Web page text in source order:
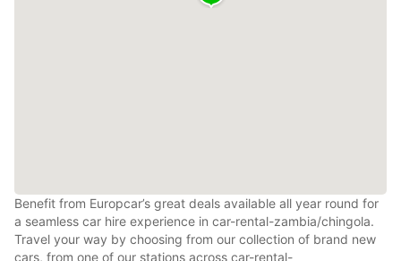
Benefit from Europcar’s great deals available all year round for
a seamless car hire experience in car-rental-zambia/chingola.
Travel your way by choosing from our collection of brand new
cars, from one of our stations across car-rental-